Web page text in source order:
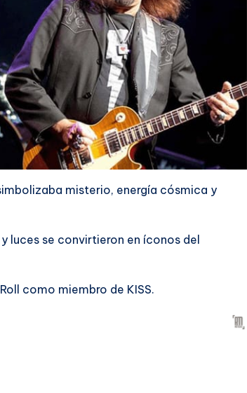
misterio, energía cósmica y
luces se convirtieron en íconos del
como miembro de KISS.